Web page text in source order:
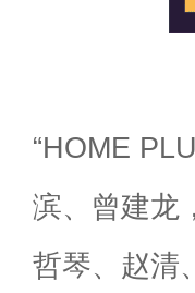
“HOME
滨、曾建龙
哲琴、赵清